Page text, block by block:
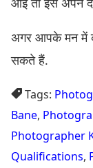
अगर आपके मन में
सकते हैं.
Tags:
Bane,
Photographer
Qualifications,